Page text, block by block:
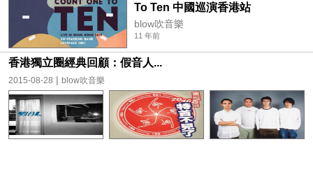
To Ten 中國巡演香港站
blow吹音樂
11 年前
香港獨立圈經典回顧：假音人...
2015-08-28 | blow吹音樂